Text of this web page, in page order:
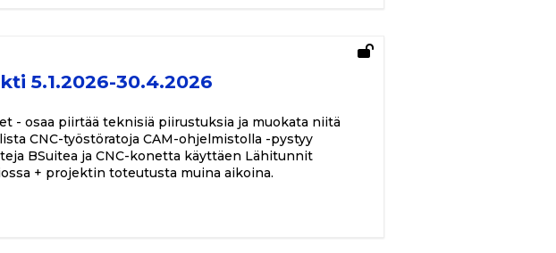
5.1.2026-30.4.2026
- osaa piirtää teknisiä piirustuksia ja muokata niitä
CNC-työstöratoja CAM-ohjelmistolla -pystyy
BSuitea ja CNC-konetta käyttäen Lähitunnit
+ projektin toteutusta muina aikoina.